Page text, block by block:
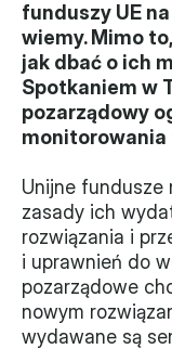
Karta zasad
Władze
Historia i działania
Narzędzie
Kalendarz działań
Projekty
XVII forum NGO
funduszy UE
wiemy. Mimo
jak dbać o ich
Spotkaniem w
pozarządowy
monitorowania
Unijne
zasady ich
rozwiązania i
i uprawnień do
pozarządowe
nowym
wydawane są